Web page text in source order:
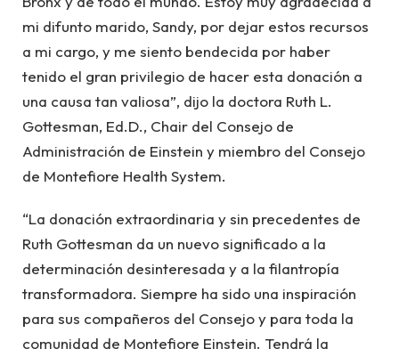
mi difunto marido, Sandy, por dejar estos recursos
a mi cargo, y me siento bendecida por haber
tenido el gran privilegio de hacer esta donación a
una causa tan valiosa”, dijo la doctora Ruth L.
Gottesman, Ed.D., Chair del Consejo de
Administración de Einstein y miembro del Consejo
de Montefiore Health System.
“La donación extraordinaria y sin precedentes de
Ruth Gottesman da un nuevo significado a la
determinación desinteresada y a la filantropía
transformadora. Siempre ha sido una inspiración
para sus compañeros del Consejo y para toda la
comunidad de Montefiore Einstein. Tendrá la